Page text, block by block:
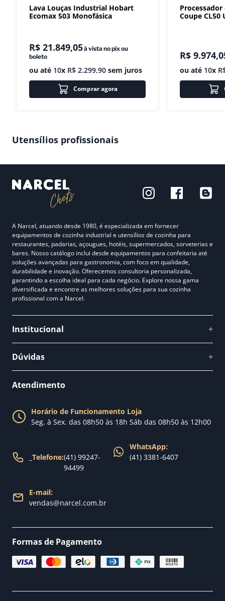
Lava Louças Industrial Hobart
Ecomax 503 Monofásica
R$ 21.849,05à vista no pix ou
boleto
ou até 10x R$ 2.299,90 sem juros
Comprar agora
Coupe CL50
R$ 9.974,
ou até 10x
Utensílios profissionais
A Narcel, atuando desde 1980, é especializada em fornecer
equipamentos de cozinha industrial e utensílios de cozinha para
restaurantes, padarias, açougues, hotéis, supermercados, sorveterias e
bares. Nosso catálogo inclui desde equipamentos para confeitaria até
soluções avançadas para gastronomia, com foco em qualidade,
durabilidade e inovação. Oferecemos consultoria personalizada,
garantindo a escolha ideal para cada negócio. Explore nossa gama
diversificada e encontre as melhores soluções para sua cozinha
profissional com a Narcel.
Institucional +
Fale conosco
Nossa loja
Dúvidas +
Política de Trocas
Política de Entrega
Atendimento
Horário de Funcionamento Loja
Seg. à Sex. das 08h50 às 18h Sáb das 08h50 às 12h00
Telefone:(41) 99247-
94499
WhatsApp:
(41) 3381-6407
E-mail:
vendas@narcel.com.br
Formas de Pagamento